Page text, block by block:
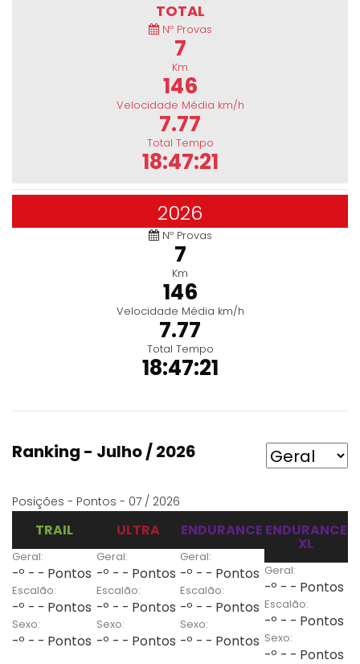
TOTAL
Nº Provas
7
Km
146
Velocidade Média km/h
7.77
Total Tempo
18:47:21
2026
Nº Provas
7
Km
146
Velocidade Média km/h
7.77
Total Tempo
18:47:21
Ranking - Julho / 2026
Posições - Pontos - 07 / 2026
TRAIL
Geral:
-º - - Pontos
Escalão:
-º - - Pontos
Sexo:
-º - - Pontos
ULTRA
Geral:
-º - - Pontos
Escalão:
-º - - Pontos
Sexo:
-º - - Pontos
ENDURANCE
Geral:
-º - - Pontos
Escalão:
-º - - Pontos
Sexo:
-º - - Pontos
ENDURANCE
XL
Geral:
-º - - Pontos
Escalão:
-º - - Pontos
Sexo:
-º - - Pontos